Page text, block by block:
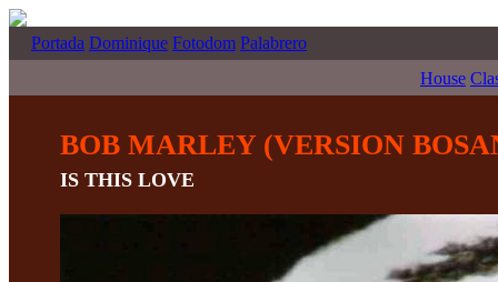
Portada Dominique Fotodom Palabrero
House
BOB MARLEY (VERSION
IS THIS LOVE